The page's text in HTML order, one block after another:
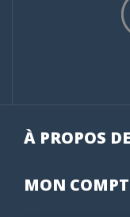
À PROPOS
MON